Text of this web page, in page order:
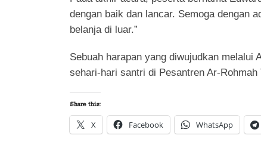
dengan baik dan lancar. Semoga dengan
belanja di luar.”
Sebuah harapan yang diwujudkan melalui
sehari-hari santri di Pesantren Ar-Rohmah
Share this:
X Facebook WhatsApp